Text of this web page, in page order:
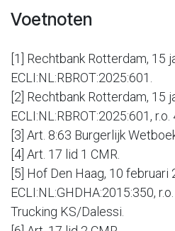
Voetnoten
[1] Rechtbank Rotterdam, 15
ECLI:NL:RBROT:2025:601.
[2] Rechtbank Rotterdam, 15
ECLI:NL:RBROT:2025:601, r.o.
[3] Art. 8:63 Burgerlijk
[4] Art. 17 lid 1 CMR.
[5] Hof Den Haag, 10 februari
ECLI:NL:GHDHA:2015:350,
Trucking KS/Dalessi.